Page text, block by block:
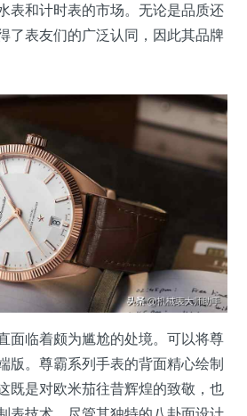
表和计时表的市场。无论是品质还
了表友们的广泛认同，因此其品牌
面临着颇为尴尬的处境。可以将尊
版。尊霸系列手表的背面精心绘制
既是对欧米茄往昔辉煌的致敬，也